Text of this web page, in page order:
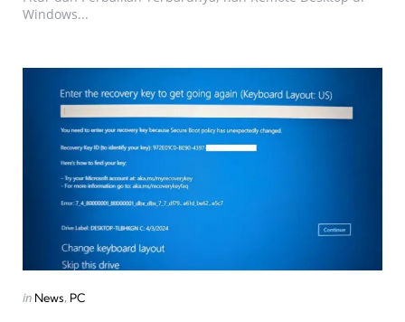
Windows...
Categories
Posted
in News PC